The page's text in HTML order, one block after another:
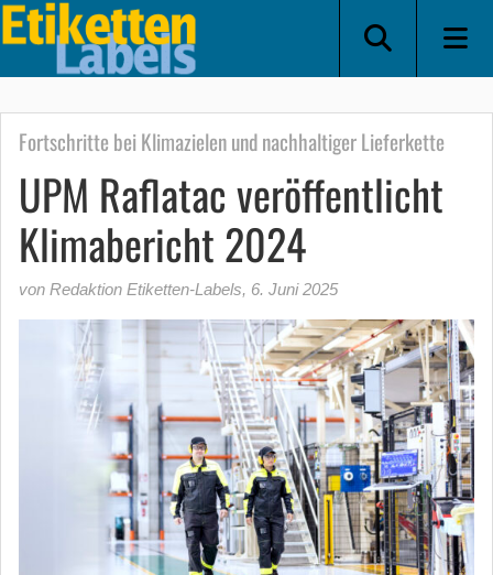
Fortschritte bei Klimazielen und nachhaltiger Lieferkette
UPM Raflatac veröffentlicht
Klimabericht 2024
von Redaktion Etiketten-Labels, 6. Juni 2025